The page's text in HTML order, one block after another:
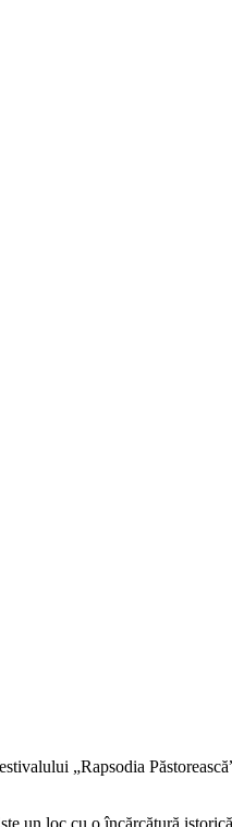
„Rapsodia
un loc cu o încărcătură